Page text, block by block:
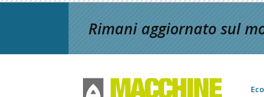
Rimani aggiornato sul